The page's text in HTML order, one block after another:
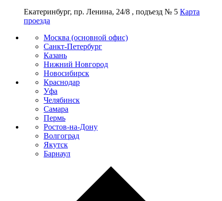
Екатеринбург, пр. Ленина, 24/8 , подъезд № 5 Карта
проезда
Москва (основной офис)
Санкт-Петербург
Казань
Нижний Новгород
Новосибирск
Краснодар
Уфа
Челябинск
Самара
Пермь
Ростов-на-Дону
Волгоград
Якутск
Барнаул